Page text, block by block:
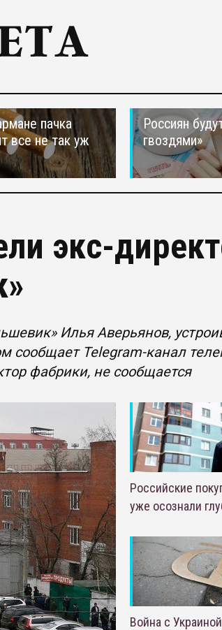
пачка
все не так уж
Россиян
гвоздями»
экс-
Илья Аверьянов,
сообщает Telegram-канал
фабрики, не сообщается
Российские
уже осознали
Война с